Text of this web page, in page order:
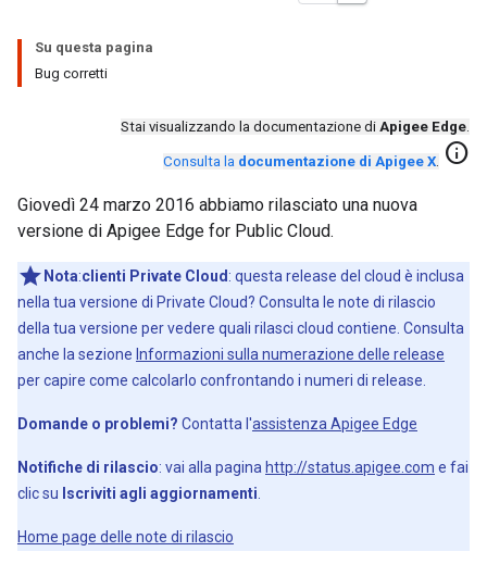
Su questa pagina
Bug corretti
Stai visualizzando la documentazione di Apigee Edge.
Consulta la documentazione di Apigee X. info
Giovedì 24 marzo 2016 abbiamo rilasciato una nuova
versione di Apigee Edge for Public Cloud.
Nota:clienti Private Cloud : questa release del cloud è inclusa
nella tua versione di Private Cloud? Consulta le note di rilascio
della tua versione per vedere quali rilasci cloud contiene. Consulta
anche la sezione Informazioni sulla numerazione delle release
per capire come calcolarlo confrontando i numeri di release.
Domande o problemi? Contatta l'assistenza Apigee Edge
Notifiche di rilascio: vai alla pagina http://status.apigee.com e fai
clic su Iscriviti agli aggiornamenti
Home page delle note di rilascio